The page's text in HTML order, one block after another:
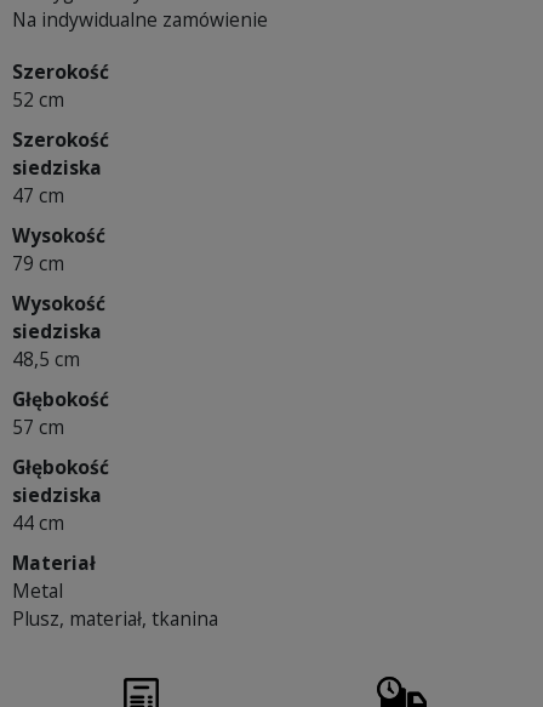
Na indywidualne zamówienie
Szerokość
52 cm
Szerokość
siedziska
47 cm
Wysokość
79 cm
Wysokość
siedziska
48,5 cm
Głębokość
57 cm
Głębokość
siedziska
44 cm
Materiał
Metal
Plusz, materiał, tkanina